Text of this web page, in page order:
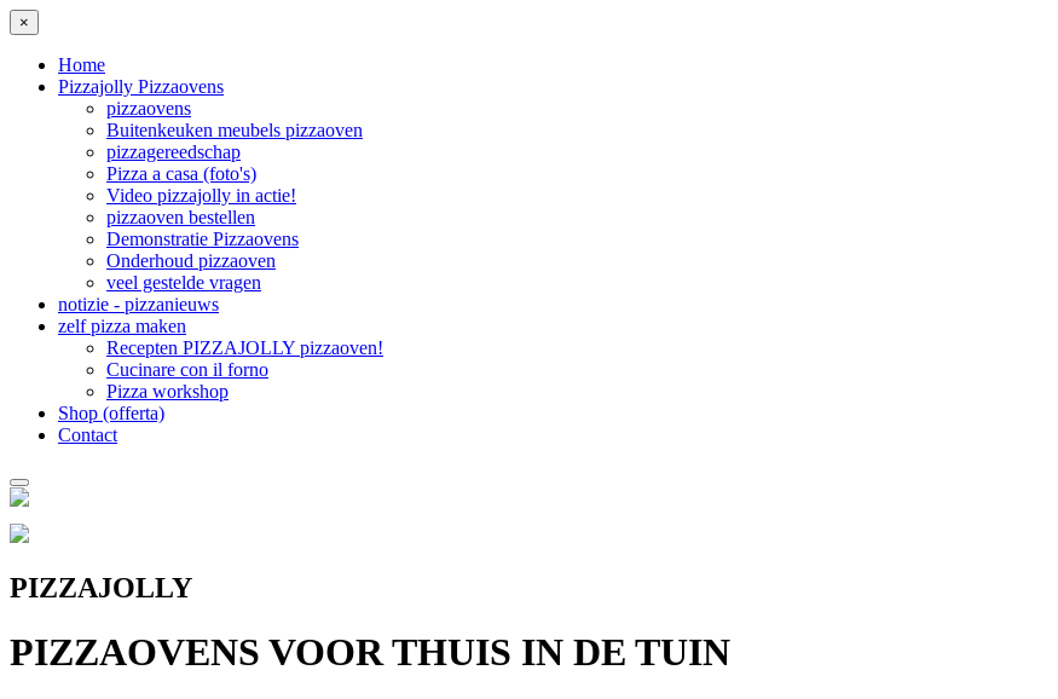
×
Home
Pizzajolly Pizzaovens
pizzaovens
Buitenkeuken meubels pizzaoven
pizzagereedschap
Pizza a casa (foto's)
Video pizzajolly in actie!
pizzaoven bestellen
Demonstratie Pizzaovens
Onderhoud pizzaoven
veel gestelde vragen
notizie - pizzanieuws
zelf pizza maken
Recepten PIZZAJOLLY pizzaoven!
Cucinare con il forno
Pizza workshop
Shop (offerta)
Contact
PIZZAJOLLY
PIZZAOVENS VOOR THUIS IN DE TUIN